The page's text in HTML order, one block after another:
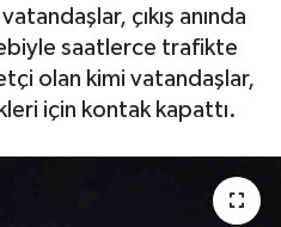
çıkış anında
saatlerce trafikte
olan kimi vatandaşlar,
için kontak kapattı.